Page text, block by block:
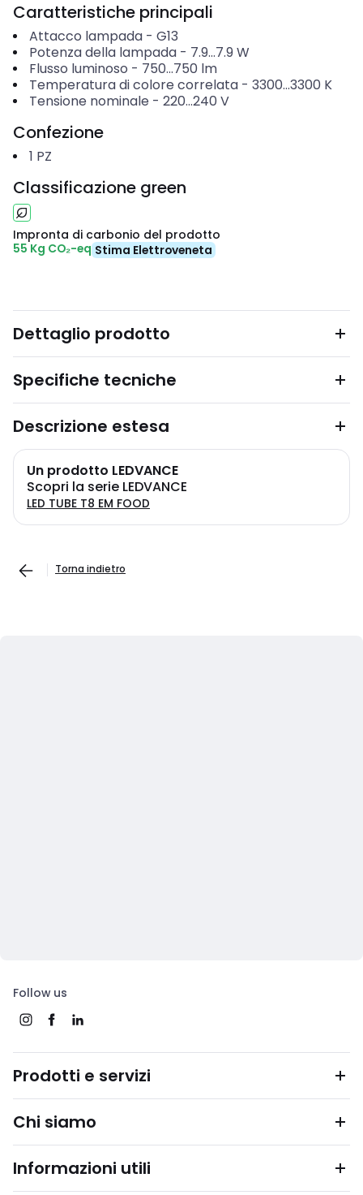
Caratteristiche principali
Attacco lampada- G13
Potenza della lampada- 7.9...7.9 W
Flusso luminoso - 750...750 lm
Temperatura di colore correlata- 3300...3300 K
Tensione nominale - 220...240 V
Confezione
1 PZ
Classificazione green
Impronta di carbonio del prodotto
55 Kg CO₂-eq Stima Elettroveneta
Dettaglio prodotto
Specifiche tecniche
Descrizione estesa
Un prodotto LEDVANCE
Scopri la serie LEDVANCE
LED TUBE T8 EM FOOD
Torna indietro
Follow us
Prodotti e servizi
Chi siamo
Informazioni utili